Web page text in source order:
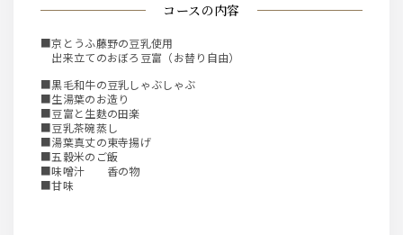
コースの内容
■京とうふ藤野の豆乳使用
出来立てのおぼろ豆富（お替り自由）
■黒毛和牛の豆乳しゃぶしゃぶ
■生湯葉のお造り
■豆富と生麩の田楽
■豆乳茶碗蒸し
■湯葉真丈の東寺揚げ
■五穀米のご飯
■味噌汁 香の物
■甘味